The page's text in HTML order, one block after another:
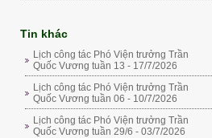
Tin khác
Lịch công tác Phó Viện trưởng Trần
Quốc Vương tuần 13 - 17/7/2026
Lịch công tác Phó Viện trưởng Trần
Quốc Vương tuần 06 - 10/7/2026
Lịch công tác Phó Viện trưởng Trần
Quốc Vương tuần 29/6 - 03/7/2026